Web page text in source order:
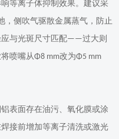
等离子体抑制效果。建议采
，侧吹气驱散金属蒸气，防止
与光斑尺寸匹配——过大则
喷嘴从Φ8 mm改为Φ5 mm
表面存在油污、氧化膜或涂
接前增加等离子清洗或激光